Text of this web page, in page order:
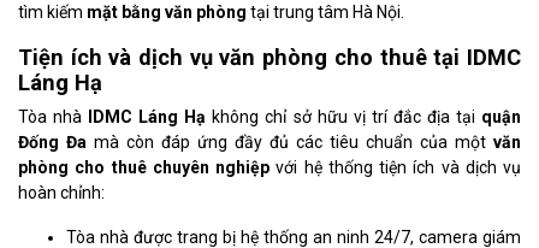
tìm kiếm mặt bằng văn phòng tại trung tâm Hà Nội.
Tiện ích và dịch vụ văn phòng cho thuê tại IDMC
Láng Hạ
Tòa nhà IDMC Láng Hạ không chỉ sở hữu vị trí đắc địa tại quận
Đống Đa mà còn đáp ứng đầy đủ các tiêu chuẩn của một văn
phòng cho thuê chuyên nghiệp với hệ thống tiện ích và dịch vụ
hoàn chỉnh:
Tòa nhà được trang bị hệ thống an ninh 24/7, camera giám